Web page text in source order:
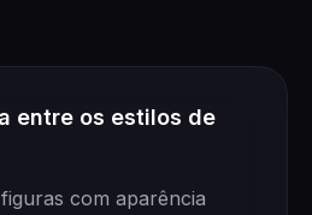
entre os estilos de
com aparência